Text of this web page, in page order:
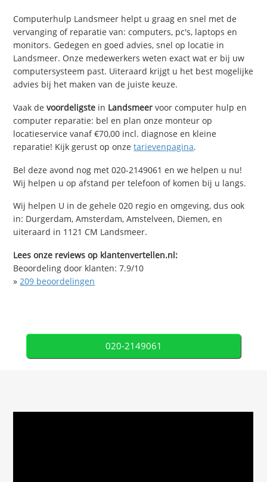
Computerhulp Landsmeer helpt u graag en snel met de
vervanging of reparatie van: computers, pc's, laptops en
monitors. Gedegen en goed advies, snel op locatie in
Landsmeer. Onze medewerkers weten exact wat er bij uw
computersysteem past. Uiteraard krijgt u het best mogelijke
advies bij het maken van de juiste keuze.
Vaak devoordeligste in Landsmeer voor computer hulp en
computer reparatie: bel en plan onze monteur op
locatieservice vanaf €70,00 incl. diagnose en kleine
reparatie! Kijk gerust op onzetarievenpagina.
Bel deze avond nog met 020-2149061 en we helpen u nu!
Wij helpen u op afstand per telefoon of komen bij u langs.
Wij helpen U in de gehele 020 regio en omgeving, dus ook
in: Durgerdam, Amsterdam, Amstelveen, Diemen, en
uiteraard in 1121 CM Landsmeer.
Lees onze reviews op klantenvertellen.nl:
Beoordeling door klanten:7.9/10
»209 beoordelingen
020-2149061